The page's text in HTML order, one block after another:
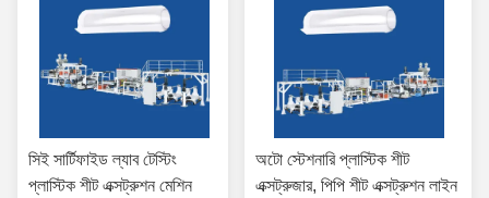
সিই সার্টিফাইড ল্যাব টেস্টিং
প্লাস্টিক শীট এক্সট্রুশন মেশিন
অটো স্টেশনারি প্লাস্টিক শীট
এক্সট্রুজার, পিপি শীট এক্সট্রুশন লাইন